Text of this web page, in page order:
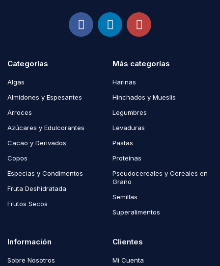
Categorías
Algas
Almidones y Espesantes
Arroces
Azúcares y Edulcorantes
Cacao y Derivados
Copos
Especias y Condimentos
Fruta Deshidratada
Frutos Secos
Más categorías
Harinas
Hinchados y Mueslis
Legumbres
Levaduras
Pastas
Proteínas
Pseudocereales y Cereales en
Grano
Semillas
Superalimentos
Información
Sobre Nosotros
Clientes
Mi Cuenta